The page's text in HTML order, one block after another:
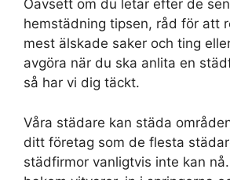
Oavsett om du letar efter de
hemstädning tipsen, råd för att
mest älskade saker och ting
avgöra när du ska anlita en
så har vi dig täckt.
Våra städare kan städa
ditt företag som de flesta
städfirmor vanligtvis inte kan